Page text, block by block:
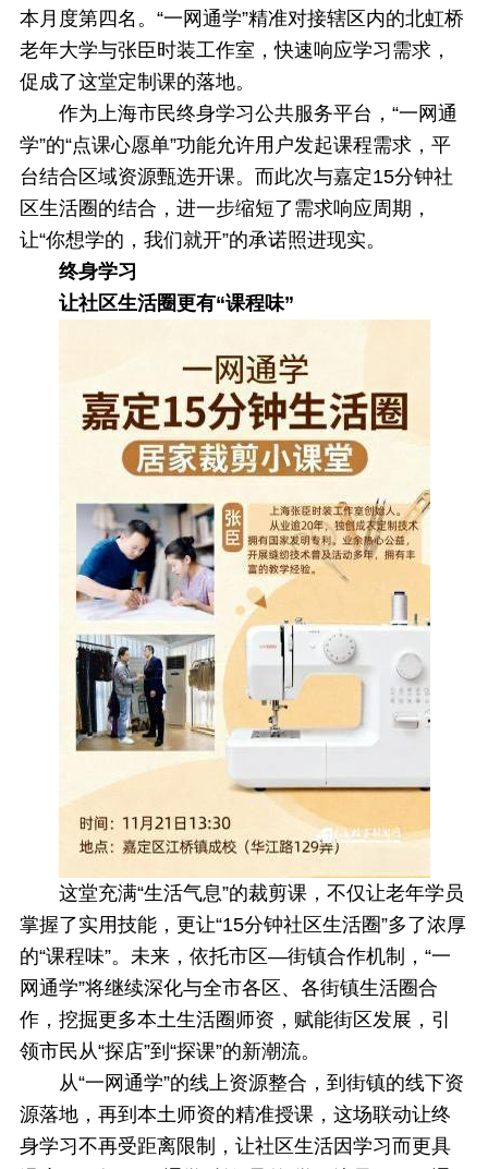
本月度第四名。“一网通学”精准对接辖区内的北虹桥
老年大学与张臣时装工作室，快速响应学习需求，
促成了这堂定制课的落地。
作为上海市民终身学习公共服务平台，“一网通
学”的“点课心愿单”功能允许用户发起课程需求，平
台结合区域资源甄选开课。而此次与嘉定15分钟社
区生活圈的结合，进一步缩短了需求响应周期，
让“你想学的，我们就开”的承诺照进现实。
终身学习
让社区生活圈更有“课程味”
这堂充满“生活气息”的裁剪课，不仅让老年学员
掌握了实用技能，更让“15分钟社区生活圈”多了浓厚
的“课程味”。未来，依托市区—街镇合作机制，“一
网通学”将继续深化与全市各区、各街镇生活圈合
作，挖掘更多本土生活圈师资，赋能街区发展，引
领市民从“探店”到“探课”的新潮流。
从“一网通学”的线上资源整合，到街镇的线下资
源落地，再到本土师资的精准授课，这场联动让终
身学习不再受距离限制，让社区生活因学习而更具